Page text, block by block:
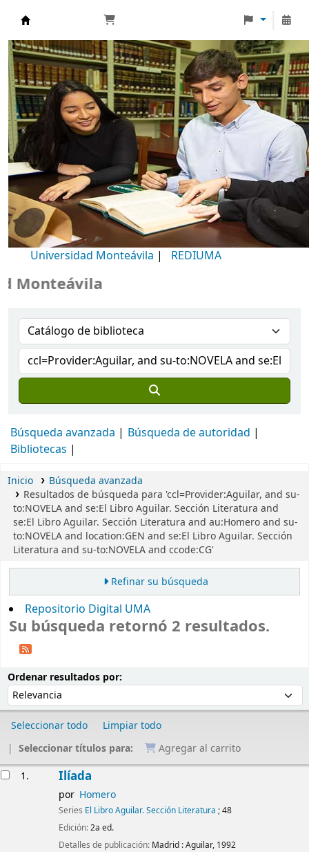
Biblioteca Universidad Monteávila
Universidad Monteávila | REDIUMA
Búsqueda avanzada
Búsqueda de autoridad
Bibliotecas
Inicio
Búsqueda avanzada
Resultados de búsqueda para 'ccl=Provider:Aguilar, and su-
to:NOVELA and se:El Libro Aguilar. Sección Literatura and
se:El Libro Aguilar. Sección Literatura and au:Homero and su-
to:NOVELA and location:GEN and se:El Libro Aguilar. Sección
Literatura and su-to:NOVELA and ccode:CG'
Refinar su búsqueda
Repositorio Digital UMA
Su búsqueda retornó 2 resultados.
Ordenar resultados por:
Seleccionar todo
Limpiar todo
Seleccionar títulos para:
Agregar al carrito
1. Ilíada
por Homero
Series El Libro Aguilar. Sección Literatura ; 48
Edición:2a ed.
Detalles de publicación: Madrid :Aguilar, 1992